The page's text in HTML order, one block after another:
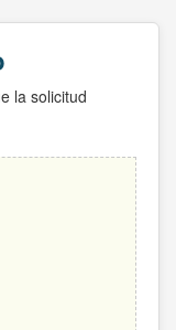
la solicitud